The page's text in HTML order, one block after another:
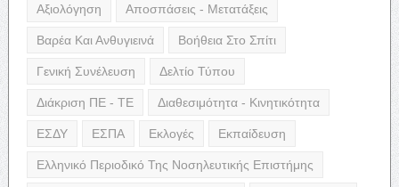
Αξιολόγηση Αποσπάσεις - Μετατάξεις
Βαρέα Και Ανθυγιεινά Βοήθεια Στο Σπίτι
Γενική Συνέλευση Δελτίο Τύπου
Διάκριση ΠΕ - ΤΕ Διαθεσιμότητα - Κινητικότητα
ΕΣΔΥ ΕΣΠΑ Εκλογές Εκπαίδευση
Ελληνικό Περιοδικό Της Νοσηλευτικής Επιστήμης